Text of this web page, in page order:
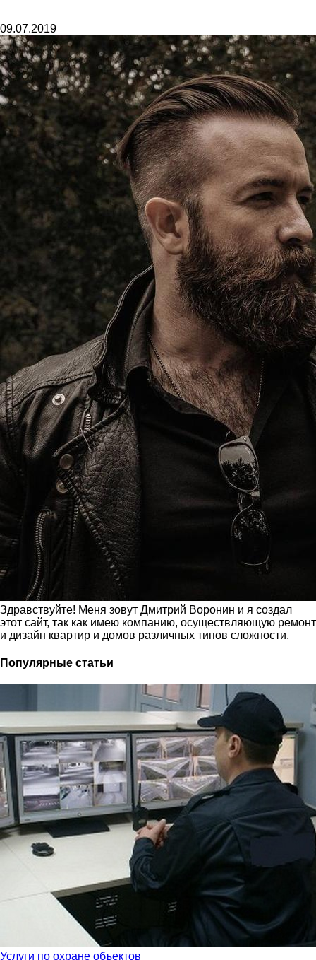
09.07.2019
Здравствуйте! Меня зовут Дмитрий Воронин и я создал
этот сайт, так как имею компанию, осуществляющую ремонт
и дизайн квартир и домов различных типов сложности.
Популярные статьи
Услуги по охране объектов